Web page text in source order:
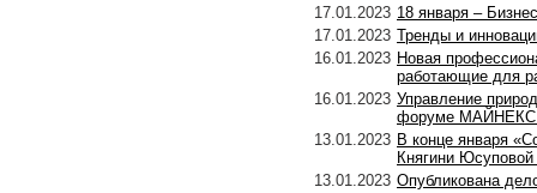
17.01.2023 18 января –
17.01.2023 Тренды и
16.01.2023 Новая
работающие для
16.01.2023 Управление
форуме МАЙНЕКС
13.01.2023 В конце января
Княгини
13.01.2023 Опубликована